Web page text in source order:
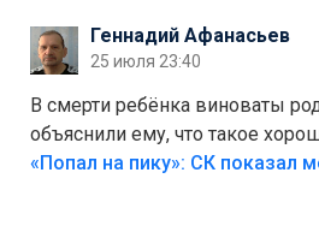
Геннадий Афанасьев
25 июля 23:40
В смерти ребёнка виноваты
объяснили ему, что такое
Лезть через такой забор,верх